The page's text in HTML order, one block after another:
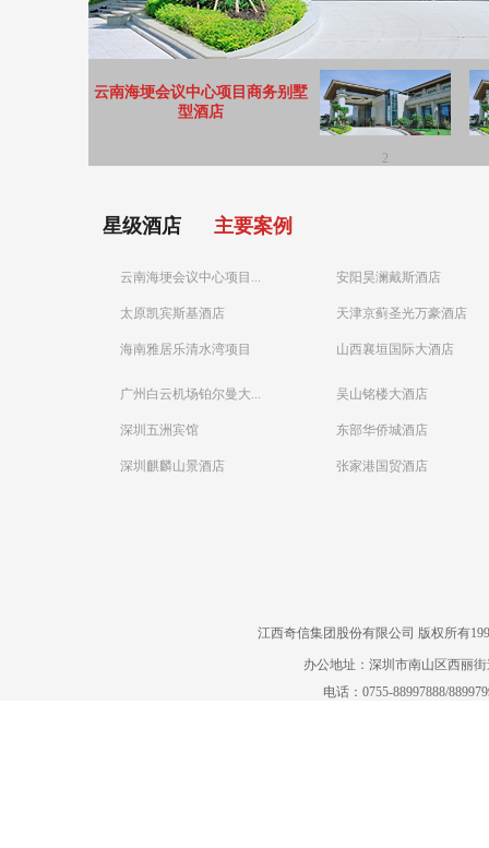
云南海埂会议中心项目商务别墅
型酒店
2
星级酒店 主要案例
云南海埂会议中心项目...
太原凯宾斯基酒店
海南雅居乐清水湾项目
广州白云机场铂尔曼大...
深圳五洲宾馆
深圳麒麟山景酒店
安阳昊澜戴斯酒店
天津京蓟圣光万豪酒店
山西襄垣国际大酒店
吴山铭楼大酒店
东部华侨城酒店
张家港国贸酒店
江西奇信集团股份有限公司 版权所有
办公地址：深圳市南山区西丽
电话：0755-88997888/